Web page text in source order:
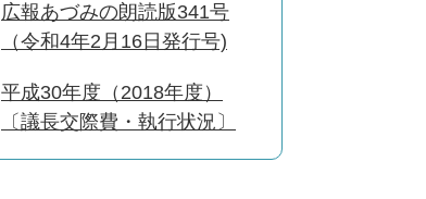
広報あづみの朗読版341号
（令和4年2月16日発行号)
平成30年度（2018年度）
〔議長交際費・執行状況〕